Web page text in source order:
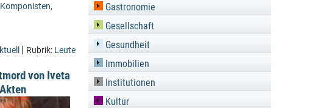
Komponisten,
| Rubrik: Leute
von Iveta
Gastronomie
Gesellschaft
Gesundheit
Immobilien
Institutionen
Kultur